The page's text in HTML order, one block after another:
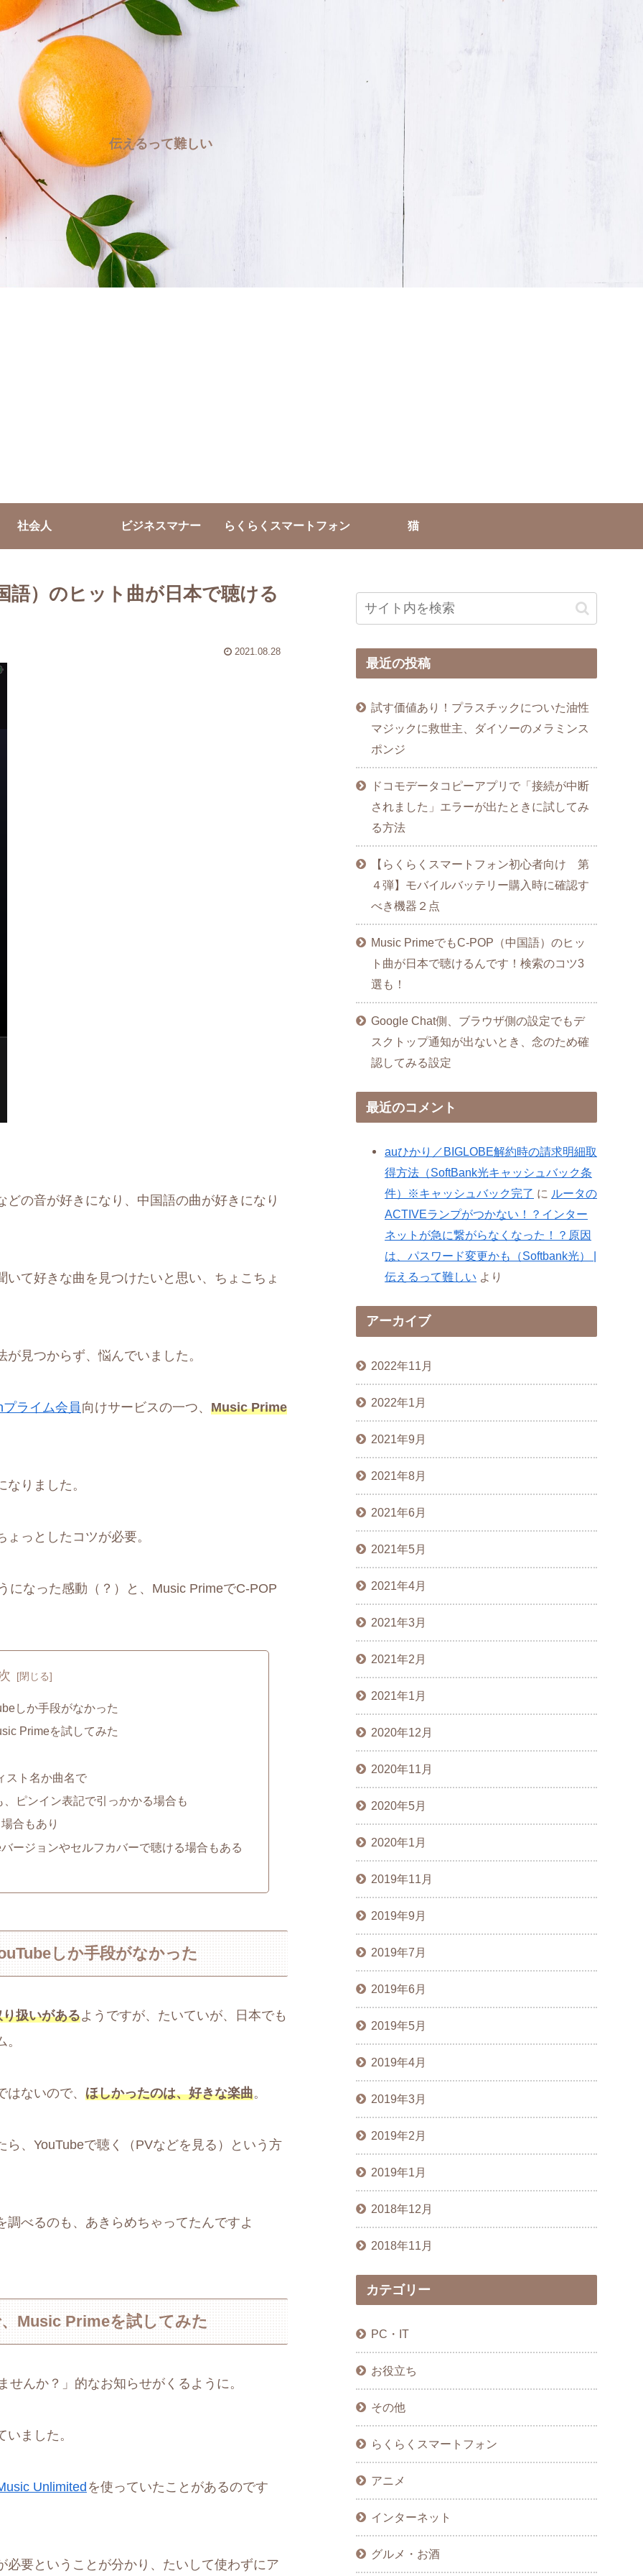
伝えるって難しい
社会人 ビジネスマナー らくらくスマートフォン 猫
）のヒット曲が日本で聴ける
2021.08.28
の音が好きになり、中国語の曲が好きになり
て好きな曲を見つけたいと思い、ちょこちょ
見つからず、悩んでいました。
ライム会員 向けサービスの一つ、 Music Prime
りました。
っとしたコツが必要。
になった感動（？）と、Music PrimeでC-POP
しか手段がなかった
Primeを試してみた
スト名か曲名で
ピンイン表記で引っかかる場合も
合もあり
ージョンやセルフカバーで聴ける場合もある
しか手段がなかった
扱いがあるようですが、たいていが、日本でも
ないので、 ほしかったのは、好きな楽曲。
、YouTubeで聴く（PVなどを見る）という方
べるのも、あきらめちゃってたんですよ
Music Primeを試してみた
んか？」的なお知らせがくるように。
ました。
Unlimited を使っていたことがあるのです
要ということが分かり、たいして使わずにア
最近の投稿
試す価値あり！プラスチックについた油性
マジックに救世主、ダイソーのメラミンス
ポンジ
ドコモデータコピーアプリで「接続が中断
されました」エラーが出たときに試してみ
る方法
【らくらくスマートフォン初心者向け 第
４弾】モバイルバッテリー購入時に確認す
べき機器２点
Music PrimeでもC-POP（中国語）のヒッ
ト曲が日本で聴けるんです！検索のコツ3
選も！
Google Chat側、ブラウザ側の設定でもデ
スクトップ通知が出ないとき、念のため確
認してみる設定
最近のコメント
auひかり／BIGLOBE解約時の請求明細取
得方法（SoftBank光キャッシュバック条
件）※キャッシュバック完了 に ルータの
ACTIVEランプがつかない！？インター
ネットが急に繋がらなくなった！？原因
は、パスワード変更かも（Softbank光） |
伝えるって難しい より
アーカイブ
2022年11月
2022年1月
2021年9月
2021年8月
2021年6月
2021年5月
2021年4月
2021年3月
2021年2月
2021年1月
2020年12月
2020年11月
2020年5月
2020年1月
2019年11月
2019年9月
2019年7月
2019年6月
2019年5月
2019年4月
2019年3月
2019年2月
2019年1月
2018年12月
2018年11月
カテゴリー
PC・IT
お役立ち
その他
らくらくスマートフォン
アニメ
インターネット
グルメ・お酒